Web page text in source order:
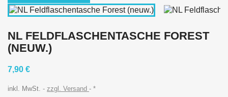
NL FELDFLASCHENTASCHE FOREST
(NEUW.)
7,90 €
inkl. MwSt. zzgl. Versand *